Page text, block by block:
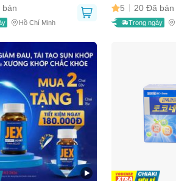
Hồ Chí Minh
5 20 Đã bán
Trong ngày